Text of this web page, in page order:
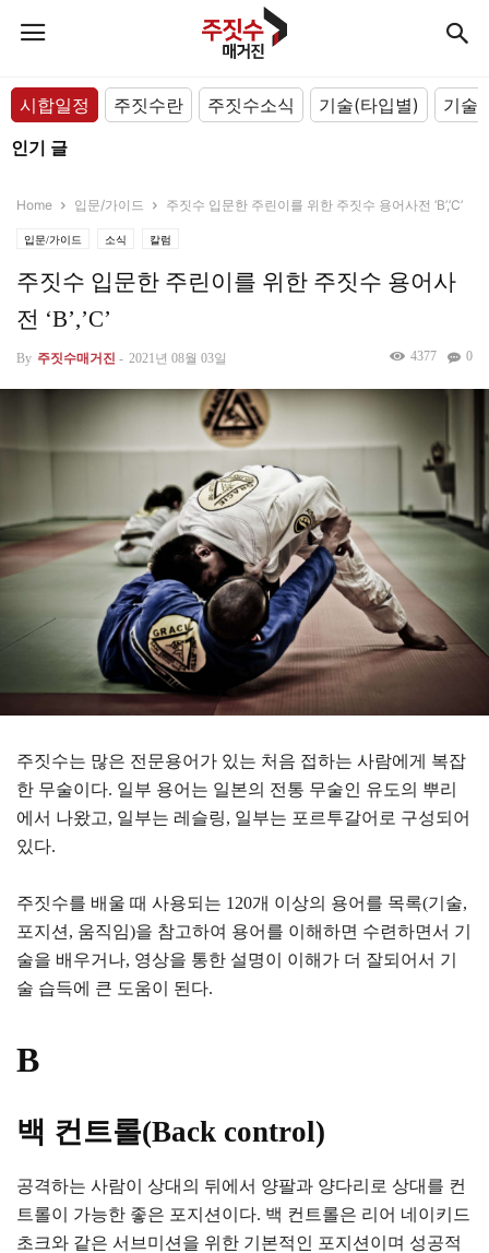
시합일정 주짓수란 주짓수소식 기술(타입별)
기술
인기 글
Home 입문/가이드 주짓수 입문한 주린이를 위한 주짓수 용어사전 ‘B’,’C’
입문/가이드 소식 칼럼
주짓수 입문한 주린이를 위한 주짓수 용어사
전 ‘B’,’C’
By 주짓수매거진 - 2021년 08월 03일 0
4377
주짓수는 많은 전문용어가 있는 처음 접하는 사람에게 복잡
한 무술이다. 일부 용어는 일본의 전통 무술인 유도의 뿌리
에서 나왔고, 일부는 레슬링, 일부는 포르투갈어로 구성되어
있다.
주짓수를 배울 때 사용되는 120개 이상의 용어를 목록(기술,
포지션, 움직임)을 참고하여 용어를 이해하면 수련하면서 기
술을 배우거나, 영상을 통한 설명이 이해가 더 잘되어서 기
술 습득에 큰 도움이 된다.
B
백 컨트롤(Back control)
공격하는 사람이 상대의 뒤에서 양팔과 양다리로 상대를 컨
트롤이 가능한 좋은 포지션이다. 백 컨트롤은 리어 네이키드
초크와 같은 서브미션을 위한 기본적인 포지션이며 성공적